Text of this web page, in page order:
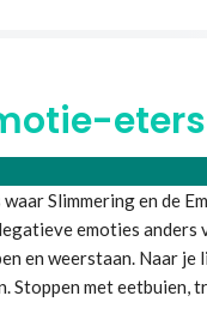
Slimmering en de
emoties
en weerstaan. Naar je
Stoppen met eetbuien,